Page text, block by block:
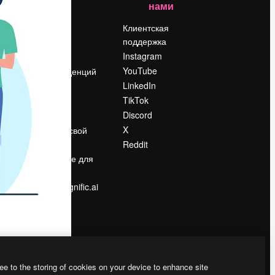
Поиск тенденций
Блог
События
Продайте свой
контент
Помещение для
Ищете magnific.ai
нами
Клиентская
поддержка
Instagram
YouTube
LinkedIn
TikTok
Discord
X
Reddit
to the storing of cookies on your device to enhance site